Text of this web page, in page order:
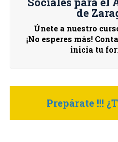
de
Únete a nuestro
¡No esperes más!
inicia tu
Prepárate !!!